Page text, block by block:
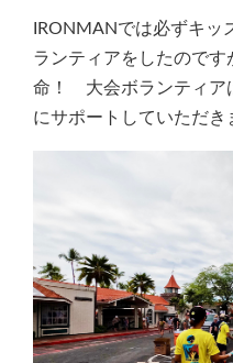
IRONMANでは必ずキ
ランティアをしたので
命！ 大会ボランティア
にサポートしていただき